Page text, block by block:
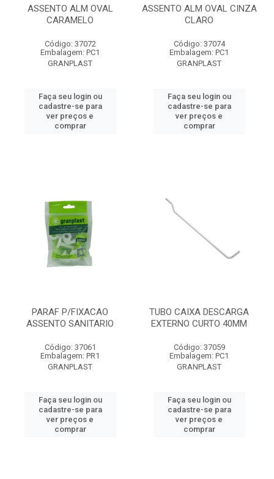
ASSENTO ALM OVAL
CARAMELO
Código: 37072
Embalagem: PC1
GRANPLAST
Faça seu login ou
cadastre-se para
ver preços e
comprar
ASSENTO ALM OVAL CINZA
CLARO
Código: 37074
Embalagem: PC1
GRANPLAST
Faça seu login ou
cadastre-se para
ver preços e
comprar
PARAF P/FIXACAO
ASSENTO SANITARIO
Código: 37061
Embalagem: PR1
GRANPLAST
Faça seu login ou
cadastre-se para
ver preços e
comprar
TUBO CAIXA DESCARGA
EXTERNO CURTO 40MM
Código: 37059
Embalagem: PC1
GRANPLAST
Faça seu login ou
cadastre-se para
ver preços e
comprar